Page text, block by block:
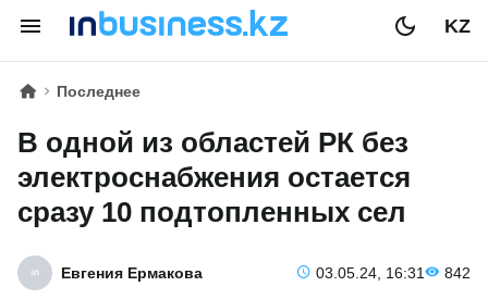
KZ
Последнее
В одной из областей РК без
электроснабжения остается
сразу 10 подтопленных сел
Евгения Ермакова 03.05.24, 16:31 842